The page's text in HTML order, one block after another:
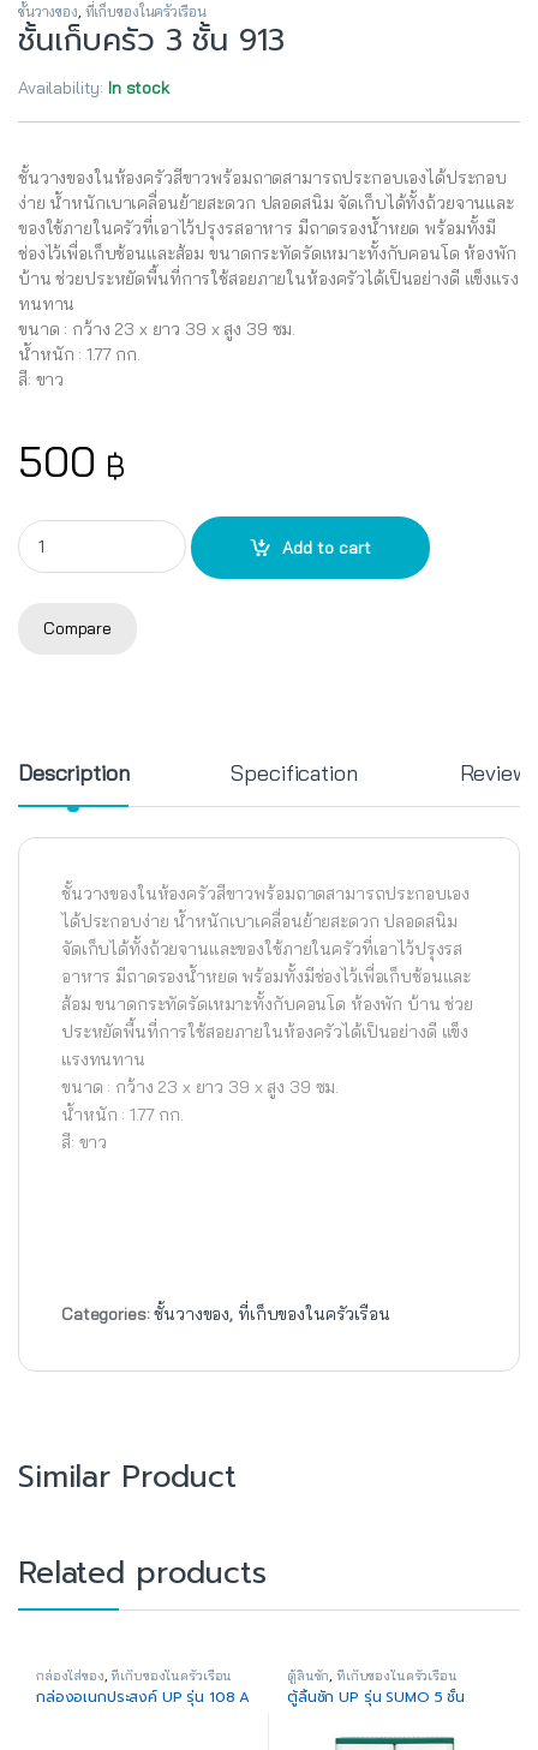
ชั้นวางของ, ที่เก็บของในครัวเรือน
ชั้นเก็บครัว 3 ชั้น 913
Availability: In stock
ชั้นวางของในห้องครัวสีขาวพร้อมถาดสามารถประกอบเองได้ประกอบ
ง่าย น้ำหนักเบาเคลื่อนย้ายสะดวก ปลอดสนิม จัดเก็บได้ทั้งถ้วยจานและ
ของใช้ภายในครัวที่เอาไว้ปรุงรสอาหาร มีถาดรองน้ำหยด พร้อมทั้งมี
ช่องไว้เพื่อเก็บช้อนและส้อม ขนาดกระทัดรัดเหมาะทั้งกับคอนโด ห้องพัก
บ้าน ช่วยประหยัดพื้นที่การใช้สอยภายในห้องครัวได้เป็นอย่างดี แข็งแรง
ทนทาน
ขนาด : กว้าง 23 x ยาว 39 x สูง 39 ซม.
น้ำหนัก : 1.77 กก.
สี: ขาว
500 ฿
ชั้นเก็บครัว 3 ชั้น 913 quantity
Add to cart
Compare
Description Specification Reviews
ชั้นวางของในห้องครัวสีขาวพร้อมถาดสามารถประกอบเอง
ได้ประกอบง่าย น้ำหนักเบาเคลื่อนย้ายสะดวก ปลอดสนิม
จัดเก็บได้ทั้งถ้วยจานและของใช้ภายในครัวที่เอาไว้ปรุงรส
อาหาร มีถาดรองน้ำหยด พร้อมทั้งมีช่องไว้เพื่อเก็บช้อนและ
ส้อม ขนาดกระทัดรัดเหมาะทั้งกับคอนโด ห้องพัก บ้าน ช่วย
ประหยัดพื้นที่การใช้สอยภายในห้องครัวได้เป็นอย่างดี แข็ง
แรงทนทาน
ขนาด : กว้าง 23 x ยาว 39 x สูง 39 ซม.
น้ำหนัก : 1.77 กก.
สี: ขาว
Categories:ชั้นวางของ, ที่เก็บของในครัวเรือน
Similar Product
Related products
กล่องใส่ของ ,ที่เก็บของในครัวเรือน
กล่องอเนกประสงค์ UP รุ่น 108 A
ตู้ลิ้นชัก ,ที่เก็บของในครัวเรือน
ตู้ลิ้นชัก UP รุ่น SUMO 5 ชั้น